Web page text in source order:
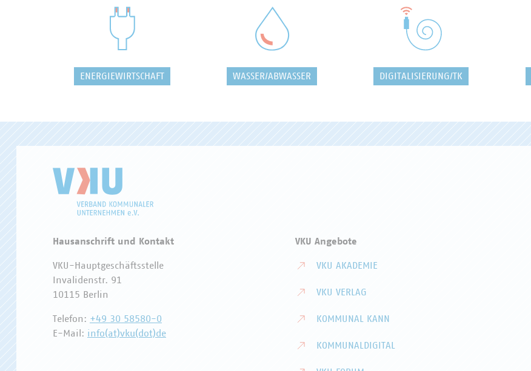
ENERGIEWIRTSCHAFT WASSER/ABWASSER DIGITALISIERUNG/TK
Hausanschrift und Kontakt
VKU-Hauptgeschäftsstelle
Invalidenstr. 91
10115 Berlin
Telefon: +49 30 58580-0
E-Mail: info(at)vku(dot)de
VKU Angebote
VKU AKADEMIE
VKU VERLAG
KOMMUNAL KANN
KOMMUNALDIGITAL